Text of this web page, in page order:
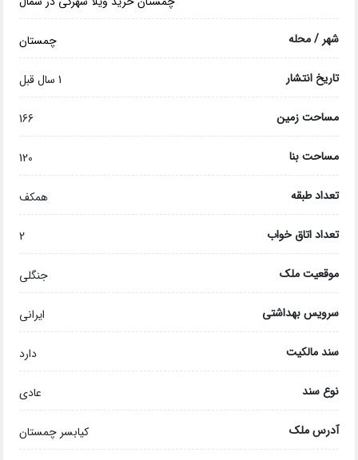
شهر / محله چمستان
تاریخ انتشار 1 سال قبل
مساحت زمین 166
مساحت بنا 120
تعداد طبقه همکف
تعداد اتاق خواب 2
موقعیت ملک جنگلی
سرویس بهداشتی ایرانی
سند مالکیت دارد
نوع سند عادی
آدرس ملک کیابسر چمستان